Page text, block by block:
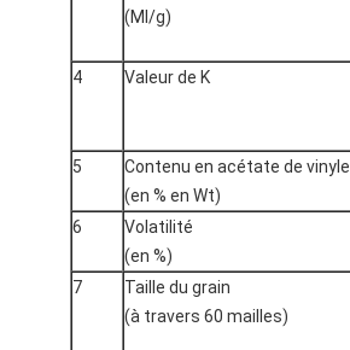
(Ml/g)
4
Valeur de K
5
Contenu en acétate de vinyle
(en % en Wt)
6
Volatilité
(en %)
7
Taille du grain
(à travers 60 mailles)